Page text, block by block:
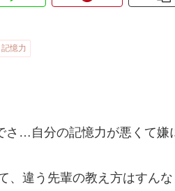
記憶力
さ…自分の記憶力が悪くて嫌
、違う先輩の教え方はすん